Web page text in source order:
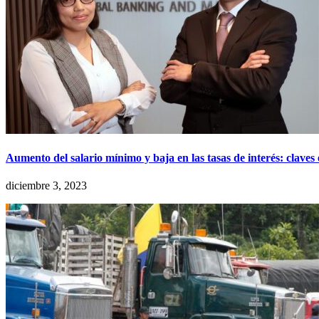
Aumento del salario mínimo y baja en las tasas de interés: claves
diciembre 3, 2023